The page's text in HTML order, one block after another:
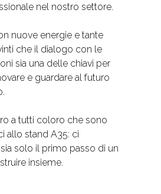
nel nostro settore.
nuove energie e tante
che il dialogo con le
sia una delle chiavi per
e guardare al futuro
a tutti coloro che sono
allo stand A35: ci
solo il primo passo di un
insieme.